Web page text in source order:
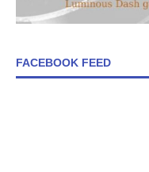
FACEBOOK FEED